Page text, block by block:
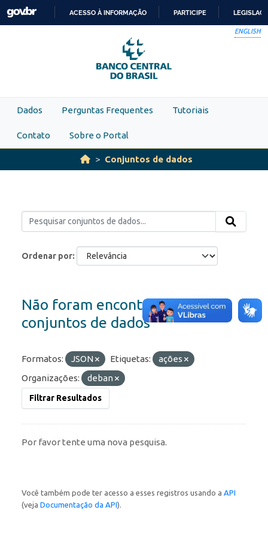
Skip to main content
PARA
O
CONTEÚDO
ACESSO À INFORMAÇÃO PARTICIPE
ENGLISH
Dados Perguntas Frequentes Tutoriais
Contato Sobre o Portal
Conjuntos de dados
Ordenar por
Não foram encontrados
conjuntos de dados
Formatos: JSON Etiquetas:
ações
Organizações:
deban
Filtrar Resultados
Por favor tente uma nova pesquisa.
Você também pode ter acesso a esses registros usando a API
(veja Documentação da API).